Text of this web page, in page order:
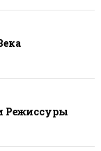
Режиссуры